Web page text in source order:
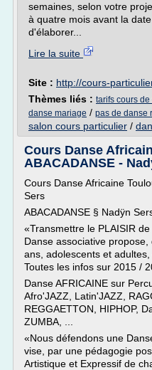
semaines, selon votre
à quatre mois avant la
d'élaborer...
Lire la suite
Site : http://cours-
Thèmes liés : tarifs cours
danse mariage / pas de danse
salon cours particulier /
Cours Danse
ABACADANSE -
Cours Danse Africaine
Sers
ABACADANSE § Nadÿn
«Transmettre le PLAISIR
Danse associative
ans, adolescents et
Toutes les infos sur 2015 /
Danse AFRICAINE sur
Afro'JAZZ, Latin'JAZZ,
REGGAETTON, HIPHOP,
ZUMBA, ...
«Nous défendons une
vise, par une pédagogie
Artistique et Expressif de